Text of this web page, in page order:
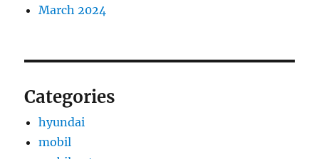
March 2024
Categories
hyundai
mobil